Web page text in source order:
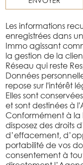
Les informations
enregistrées dans
Immo agissant
la gestion de la
Réseau qui reste
Données
repose sur l'intérêt
Elles sont
et sont destinées à
Conformément à la
disposez des droits
d’effacement,
portabilité de vos
consentement à